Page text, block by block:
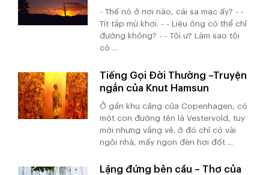
- Thế nó ở nơi nào, cái sa mạc ấy? - -
Tít tắp mù khơi. - - Liệu ông có thể chỉ
đường không? - - Tôi ư? Làm sao tôi
có ...
Tiếng Gọi Đời Thường –Truyện
ngắn của Knut Hamsun
Ở gần khu cảng của Copenhagen, có
một con đường tên là Vestervold, tuy
mới nhưng vắng vẻ. ở đó chỉ có vài
ngôi nhà, mấy ngọn đèn hơi đốt ...
Lặng đứng bên cầu – Thơ của